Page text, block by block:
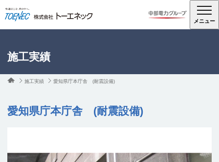
メニュー
施工実績
施工実績 愛知県庁本庁舎 (耐震設備)
愛知県庁本庁舎 (耐震設備)